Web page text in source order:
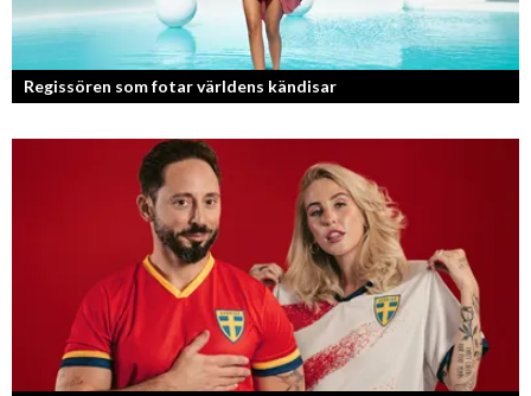
Regissören som fotar världens kändisar
Fotografen och regissören Peter Svenson har en lång meritlista och är
ett sant bevis på att om man tror på sig själv och...